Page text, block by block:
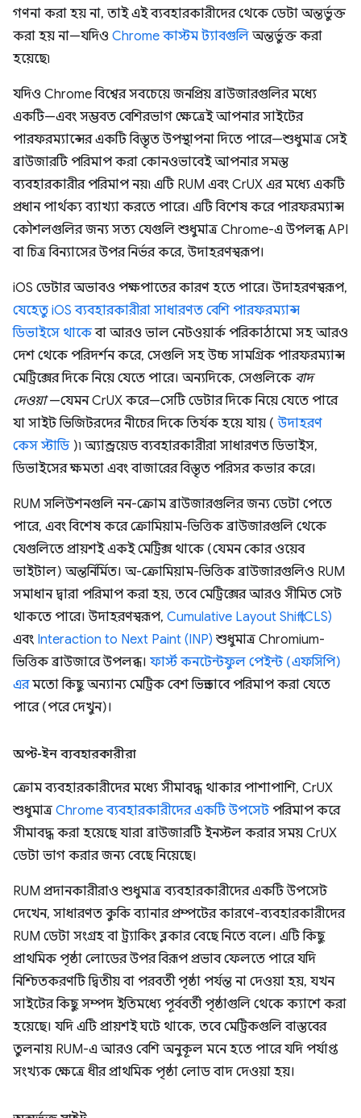
গণনা করা হয় না, তাই এই ব্যবহারকারীদের থেকে ডেটা অন্তর্ভুক্ত
করা হয় না—যদিও Chrome কাস্টম ট্যাবগুলি অন্তর্ভুক্ত করা
হয়েছে৷
যদিও Chrome বিশ্বের সবচেয়ে জনপ্রিয় ব্রাউজারগুলির মধ্যে
একটি—এবং সম্ভবত বেশিরভাগ ক্ষেত্রেই আপনার সাইটের
পারফরম্যান্সের একটি বিস্তৃত উপস্থাপনা দিতে পারে—শুধুমাত্র সেই
ব্রাউজারটি পরিমাপ করা কোনওভাবেই আপনার সমস্ত
ব্যবহারকারীর পরিমাপ নয়৷ এটি RUM এবং CrUX এর মধ্যে একটি
প্রধান পার্থক্য ব্যাখ্যা করতে পারে। এটি বিশেষ করে পারফরম্যান্স
কৌশলগুলির জন্য সত্য যেগুলি শুধুমাত্র Chrome-এ উপলব্ধ API
বা চিত্র বিন্যাসের উপর নির্ভর করে, উদাহরণস্বরূপ।
iOS ডেটার অভাবও পক্ষপাতের কারণ হতে পারে। উদাহরণস্বরূপ,
যেহেতু iOS ব্যবহারকারীরা সাধারণত বেশি পারফরম্যান্স
ডিভাইসে থাকেবা আরও ভাল নেটওয়ার্ক পরিকাঠামো সহ আরও
দেশ থেকে পরিদর্শন করে, সেগুলি সহ উচ্চ সামগ্রিক পারফরম্যান্স
মেট্রিক্সের দিকে নিয়ে যেতে পারে। অন্যদিকে, সেগুলিকে বাদ
দেওয়া—যেমন CrUX করে—সেটি ডেটার দিকে নিয়ে যেতে পারে
যা সাইট ভিজিটরদের নীচের দিকে তির্যক হয়ে যায় (উদাহরণ
কেস স্টাডি)৷ অ্যান্ড্রয়েড ব্যবহারকারীরা সাধারণত ডিভাইস,
ডিভাইসের ক্ষমতা এবং বাজারের বিস্তৃত পরিসর কভার করে।
RUM সলিউশনগুলি নন-ক্রোম ব্রাউজারগুলির জন্য ডেটা পেতে
পারে, এবং বিশেষ করে ক্রোমিয়াম-ভিত্তিক ব্রাউজারগুলি থেকে
যেগুলিতে প্রায়শই একই মেট্রিক্স থাকে (যেমন কোর ওয়েব
ভাইটাল) অন্তর্নির্মিত। অ-ক্রোমিয়াম-ভিত্তিক ব্রাউজারগুলিও RUM
সমাধান দ্বারা পরিমাপ করা হয়, তবে মেট্রিক্সের আরও সীমিত সেট
থাকতে পারে। উদাহরণস্বরূপ, Cumulative Layout Shift (CLS)
এবং Interaction to Next Paint (INP) শুধুমাত্র Chromium-
ভিত্তিক ব্রাউজারে উপলব্ধ। ফার্স্ট কনটেন্টফুল পেইন্ট (এফসিপি)
এরমতো কিছু অন্যান্য মেট্রিক বেশ ভিন্নভাবে পরিমাপ করা যেতে
পারে (পরে দেখুন)।
অপ্ট-ইন ব্যবহারকারীরা
ক্রোম ব্যবহারকারীদের মধ্যে সীমাবদ্ধ থাকার পাশাপাশি, CrUX
শুধুমাত্র Chrome ব্যবহারকারীদের একটি উপসেটপরিমাপ করে
সীমাবদ্ধ করা হয়েছে যারা ব্রাউজারটি ইনস্টল করার সময় CrUX
ডেটা ভাগ করার জন্য বেছে নিয়েছে।
RUM প্রদানকারীরাও শুধুমাত্র ব্যবহারকারীদের একটি উপসেট
দেখেন, সাধারণত কুকি ব্যানার প্রম্পটের কারণে-ব্যবহারকারীদের
RUM ডেটা সংগ্রহ বা ট্র্যাকিং ব্লকার বেছে নিতে বলে। এটি কিছু
প্রাথমিক পৃষ্ঠা লোডের উপর বিরূপ প্রভাব ফেলতে পারে যদি
নিশ্চিতকরণটি দ্বিতীয় বা পরবর্তী পৃষ্ঠা পর্যন্ত না দেওয়া হয়, যখন
সাইটের কিছু সম্পদ ইতিমধ্যে পূর্ববর্তী পৃষ্ঠাগুলি থেকে ক্যাশে করা
হয়েছে। যদি এটি প্রায়শই ঘটে থাকে, তবে মেট্রিকগুলি বাস্তবের
তুলনায় RUM-এ আরও বেশি অনুকূল মনে হতে পারে যদি পর্যাপ্ত
সংখ্যক ক্ষেত্রে ধীর প্রাথমিক পৃষ্ঠা লোড বাদ দেওয়া হয়।